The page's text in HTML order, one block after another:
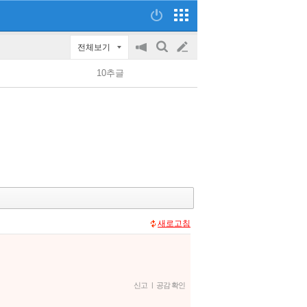
전체보기
공
on/off
검
글
쓰
10추글
새로고침
신고 | 공감 확인